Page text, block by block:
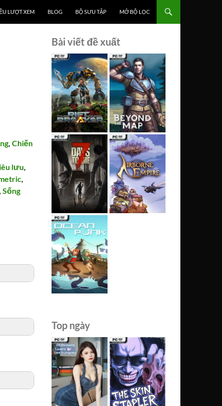
LƯỢT XEM BLOG BỘ SƯU TẬP MỞ BỘ LỌC
,Chiến
lưu,
,
Sống
Bài viết đề xuất
Top ngày